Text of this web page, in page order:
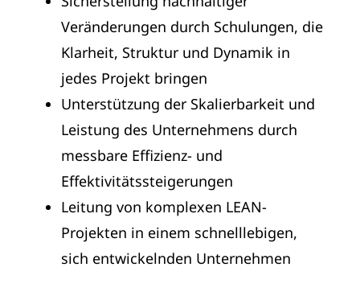
Veränderungen durch Schulungen, die
Klarheit, Struktur und Dynamik in
jedes Projekt bringen
Unterstützung der Skalierbarkeit und
Leistung des Unternehmens durch
messbare Effizienz- und
Effektivitätssteigerungen
Leitung von komplexen LEAN-
Projekten in einem schnelllebigen,
sich entwickelnden Unternehmen